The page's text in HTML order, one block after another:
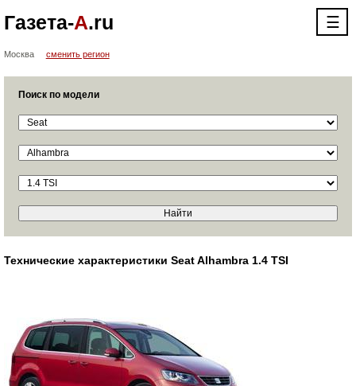
Газета-А.ru ☰
Москва сменить регион
Поиск по модели
Технические характеристики Seat Alhambra 1.4 TSI